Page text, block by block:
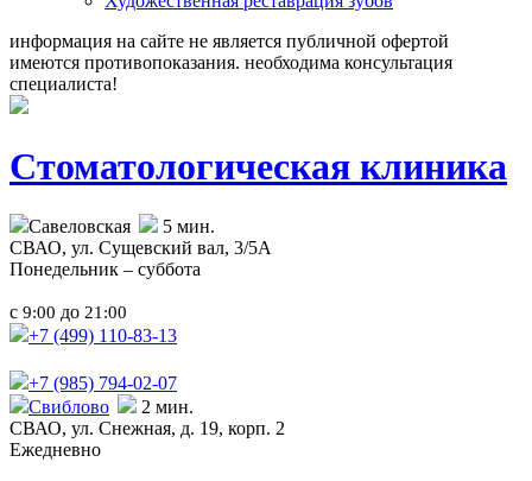
информация на сайте не является публичной офертой
имеются противопоказания. необходима консультация
специалиста!
Стоматологическая клиника
Савеловская
5 мин.
СВАО, ул. Сущевский вал, 3/5А
Понедельник – суббота
с 9:00 до 21:00
+7 (499) 110-83-13
+7 (985) 794-02-07
Свиблово
2 мин.
СВАО, ул. Снежная, д. 19, корп. 2
Ежедневно